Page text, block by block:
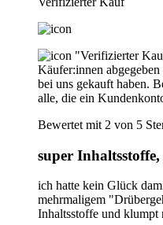
"Verifizierter
Käufer:innen
bei uns gekauft haben.
alle, die ein
Bewertet mit 2 von 5
super Inhaltsstoffe,
ich hatte kein Glück
mehrmaligem
Inhaltsstoffe und klumpt